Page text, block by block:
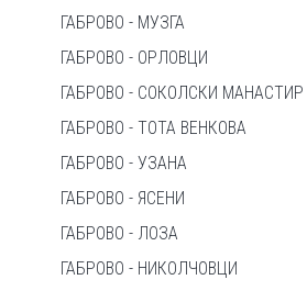
ГАБРОВО - МУЗГА
ГАБРОВО - ОРЛОВЦИ
ГАБРОВО - СОКОЛСКИ МАНАСТИР
ГАБРОВО - ТОТА ВЕНКОВА
ГАБРОВО - УЗАНА
ГАБРОВО - ЯСЕНИ
ГАБРОВО - ЛОЗА
ГАБРОВО - НИКОЛЧОВЦИ